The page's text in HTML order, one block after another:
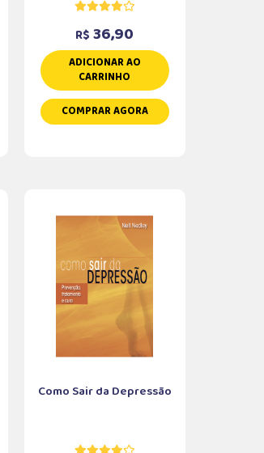
R$ 36,90
ADICIONAR AO
CARRINHO
COMPRAR AGORA
Como Sair da Depressão